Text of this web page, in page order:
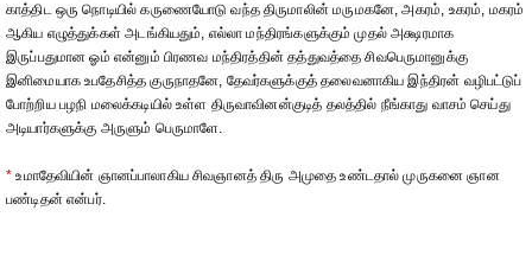
காத்திட ஒரு நொடியில் கருணையோடு வந்த திருமாலின் மருமகனே, அகரம், உகரம், மகரம்
ஆகிய எழுத்துக்கள் அடங்கியதும், எல்லா மந்திரங்களுக்கும் முதல் அக்ஷரமாக
இருப்பதுமான ஓம் என்னும் பிரணவ மந்திரத்தின் தத்துவத்தை சிவபெருமானுக்கு
இனிமையாக உபதேசித்த குருநாதனே, தேவர்களுக்குத் தலைவனாகிய இந்திரன் வழிபட்டுப்
போற்றிய பழநி மலைக்கடியில் உள்ள திருவாவினன்குடித் தலத்தில் நீங்காது வாசம் செய்து
அடியார்களுக்கு அருளும் பெருமாளே.
* உமாதேவியின் ஞானப்பாலாகிய சிவஞானத் திரு அமுதை உண்டதால் முருகனை ஞான
பண்டிதன் என்பர்.